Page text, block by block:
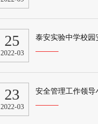
25
2022-03
泰安实验中学校园
23
2022-03
安全管理工作领导